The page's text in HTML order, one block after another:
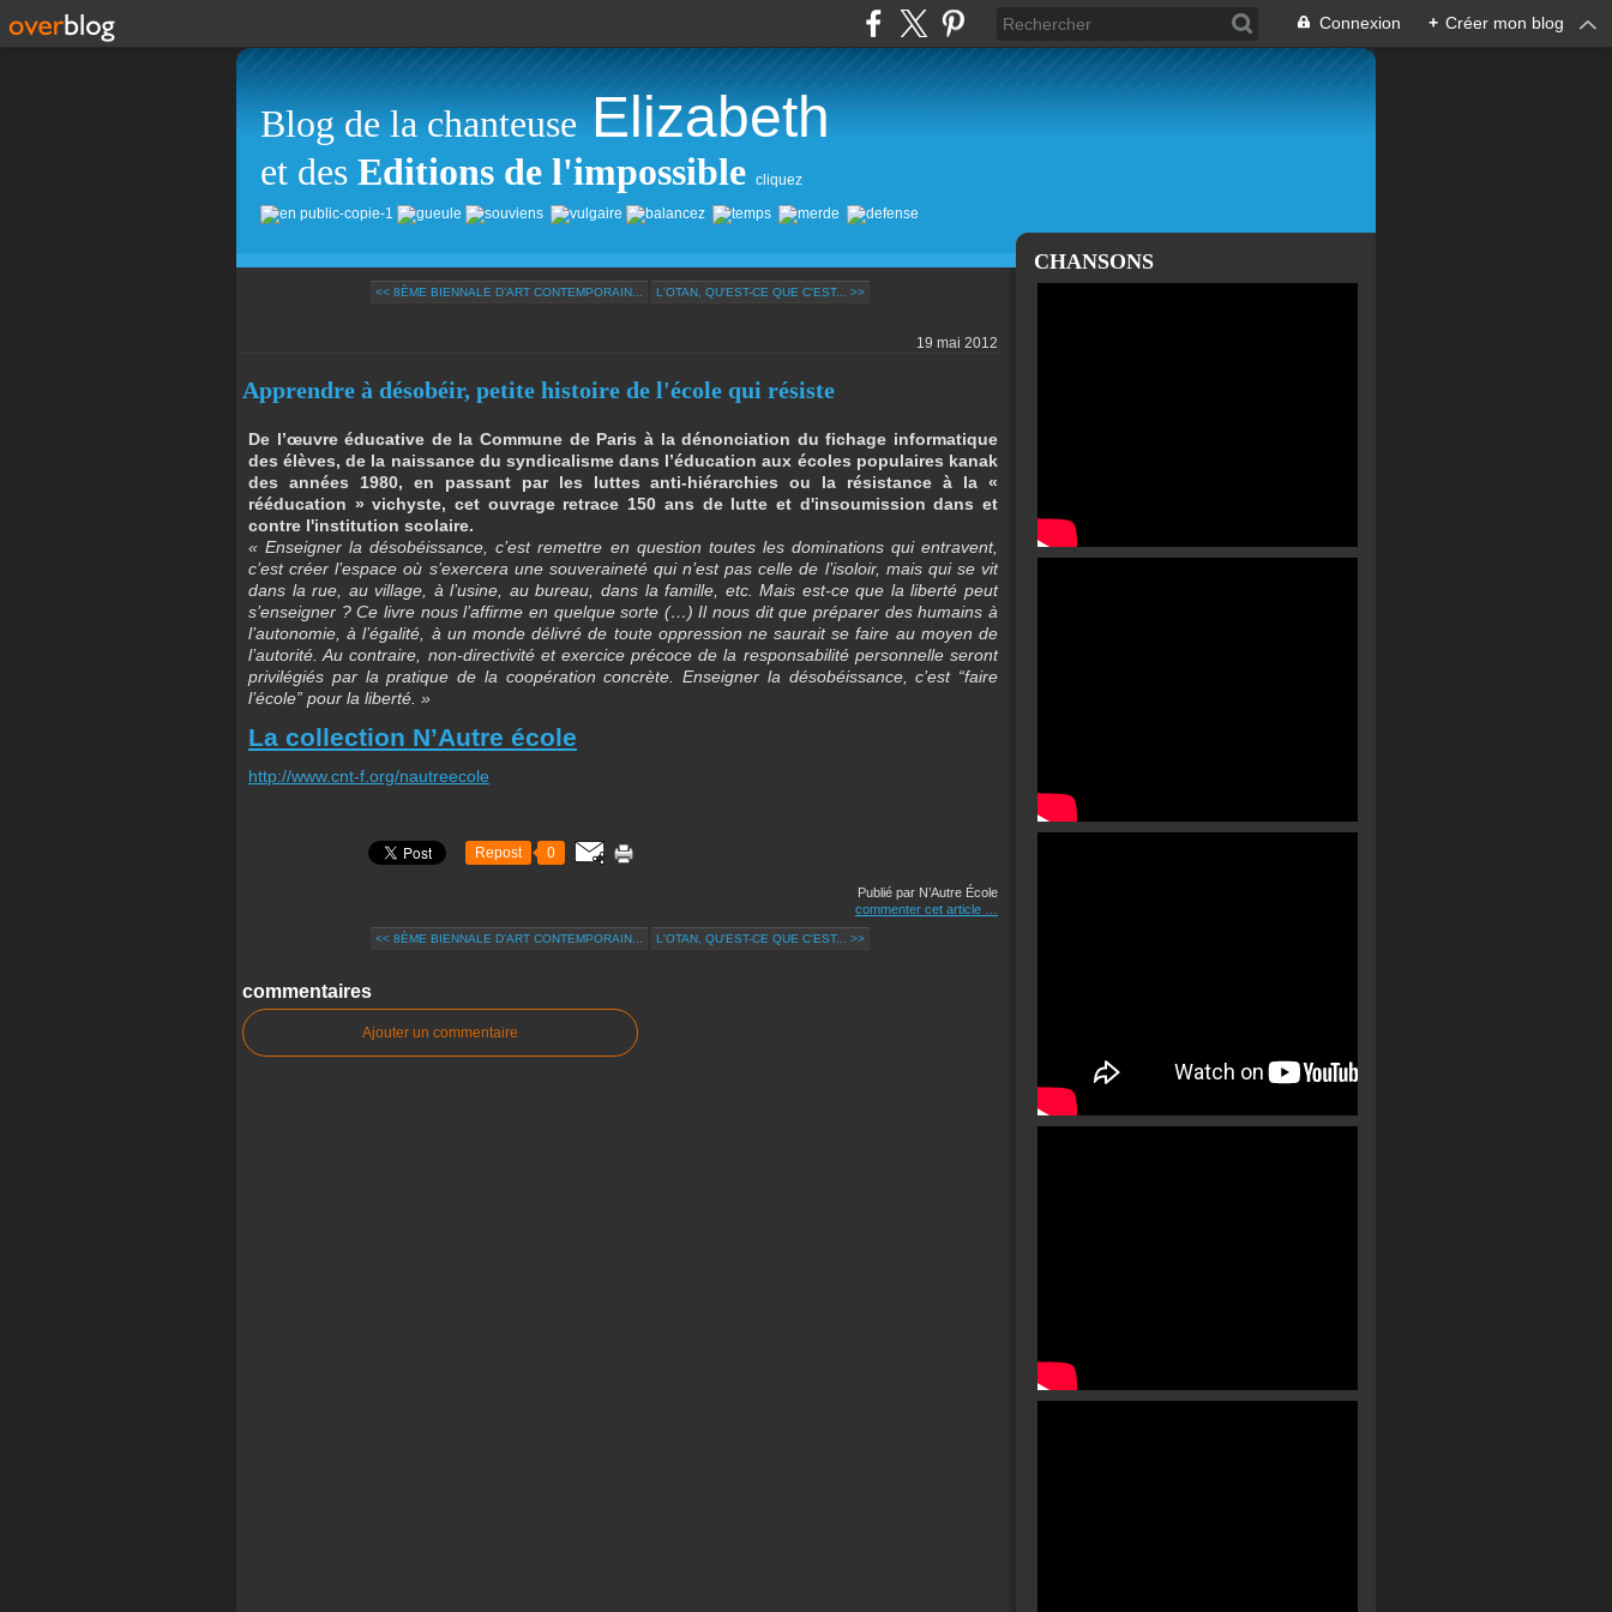
Connexion + Créer mon blog
Blog de la chanteuse Elizabeth
et des Editions de l'impossible cliquez
<< 8ÈME BIENNALE D’ART CONTEMPORAIN... L'OTAN, QU'EST-CE QUE C'EST... >>
19 mai 2012
Apprendre à désobéir, petite histoire de l'école qui résiste
De l’œuvre éducative de la Commune de Paris à la dénonciation du fichage informatique
des élèves, de la naissance du syndicalisme dans l’éducation aux écoles populaires kanak
des années 1980, en passant par les luttes anti-hiérarchies ou la résistance à la «
rééducation » vichyste, cet ouvrage retrace 150 ans de lutte et d'insoumission dans et
contre l'institution scolaire.
« Enseigner la désobéissance, c’est remettre en question toutes les dominations qui entravent,
c’est créer l’espace où s’exercera une souveraineté qui n’est pas celle de l’isoloir, mais qui se vit
dans la rue, au village, à l’usine, au bureau, dans la famille, etc. Mais est-ce que la liberté peut
s’enseigner ? Ce livre nous l’affirme en quelque sorte (…) Il nous dit que préparer des humains à
l’autonomie, à l’égalité, à un monde délivré de toute oppression ne saurait se faire au moyen de
l’autorité. Au contraire, non-directivité et exercice précoce de la responsabilité personnelle seront
privilégiés par la pratique de la coopération concrète. Enseigner la désobéissance, c’est “faire
l’école” pour la liberté. »
La collection N’Autre école
http://www.cnt-f.org/nautreecole
Repost 0
Publié par N’Autre École
commenter cet article
<< 8ÈME BIENNALE D’ART CONTEMPORAIN... L'OTAN, QU'EST-CE QUE C'EST... >>
commentaires
Ajouter un commentaire
CHANSONS